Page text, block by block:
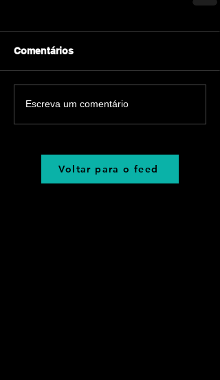
Comentários
Escreva um comentário
Voltar para o feed